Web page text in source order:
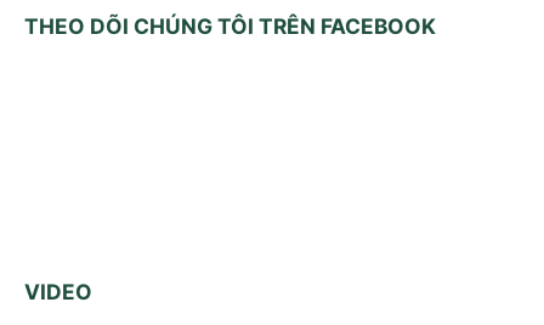
THEO DÕI CHÚNG TÔI TRÊN FACEBOOK
VIDEO